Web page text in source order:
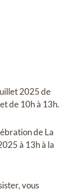
2025 de
de 10h à 13h.
de La
à 13h à la
vous